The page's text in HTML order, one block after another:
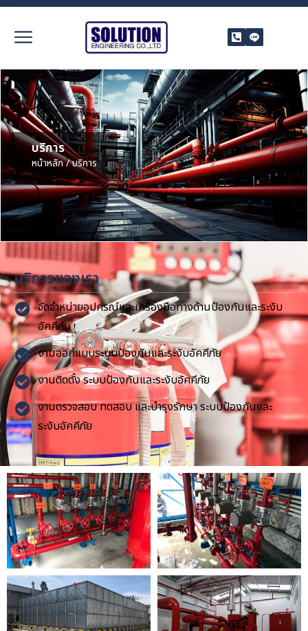
บริการ
หน้าหลัก/ บริการ
บริการของเรา
จัดจำหน่ายอุปกรณ์และเครื่องมือทางด้านป้องกันและระงับ
อัคคีภัย
งานออกแบบระบบป้องกันและระงับอัคคีภัย
งานติดตั้ง ระบบป้องกันและระงับอัคคีภัย
งานตรวจสอบ ทดสอบ และบำรุงรักษา ระบบป้องกันและ
ระงับอัคคีภัย